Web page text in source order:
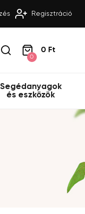
Regisztráció
0
0 Ft
Segédanyagok
és eszközök